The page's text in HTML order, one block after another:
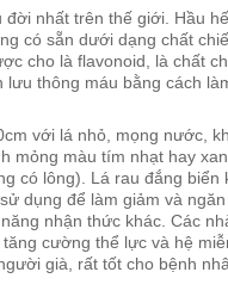
nhất trên thế giới. Hầu
có sẵn dưới dạng chất
cho là flavonoid, là chất
thông máu bằng cách
với lá nhỏ, mọng nước,
mỏng màu tím nhạt hay
có lông). Lá rau đắng
dụng để làm giảm và
nhận thức khác. Các
cường thể lực và hệ
già, rất tốt cho bệnh